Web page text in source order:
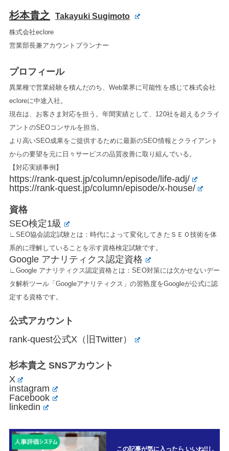
杉本貴之 Takayuki Sugimoto
株式会社eclore
営業部長兼アカウントプランナー
プロフィール
異業種で営業経験を積んだのち、Web業界に可能性を感じて株式会社
ecloreに中途入社。
現在は、お客さま対応を担う。年間実績として、120社を超えるクライ
アントのSEOコンサルを担当。
より高いSEO成果をご提供するために最新のSEO情報とクライアント
からの要望を元に日々サービスの品質改善に取り組んでいる。
【対応実績事例】
https://rank-quest.jp/column/episode/life-adj/
https://rank-quest.jp/column/episode/x-house/
資格
SEO検定1級
∟SEO協会認定試験とは：時代によって変化してきたＳＥＯ技術を体
系的に理解していることを示す資格検定試験です。
Google アナリティクス認定資格
∟Google アナリティクス認定資格とは：SEO対策には欠かせないデー
タ解析ツール「Googleアナリティクス」の習熟度をGoogleが公式に認
定する資格です。
公式アカウント
rank-quest公式X（旧Twitter）
杉本貴之 SNSアカウント
X
instagram
Facebook
linkedin
この記事が気に入ったら いいね!!し